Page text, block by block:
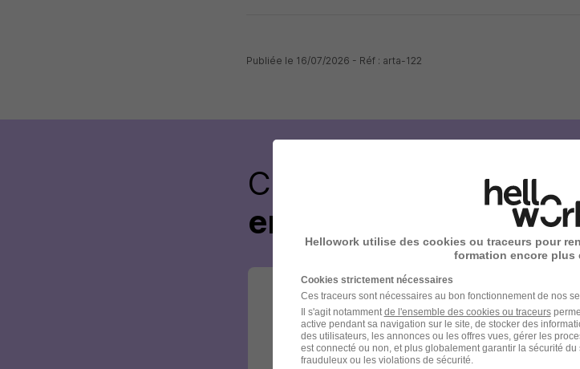
Publiée le 16/07/2026 - Réf : arta-122
Créez votre compte
envoyez votre
Hellowork utilise des cookies ou traceurs pour
formation encore plus
Cookies strictement nécessaires
Ces traceurs sont nécessaires au bon fonctionnement de nos
Il s'agit notamment de l'ensemble des cookies ou traceurs
active pendant sa navigation sur le site, de stocker des
des utilisateurs, les annonces ou les offres vues, gérer les
est connecté ou non, et plus globalement garantir la sécurité
frauduleux ou les violations de sécurité.